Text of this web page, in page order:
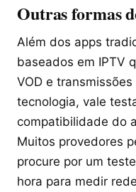
Outras formas
Além dos apps
baseados em IPTV
VOD e
tecnologia, vale
compatibilidade do
Muitos provedores
procure por um
hora para medir